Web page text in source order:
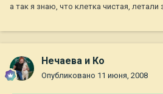
а так я знаю, что клетка чистая,
Нечаева и Ко
Опубликовано 11 июня, 2008